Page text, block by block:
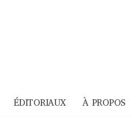
ÉDITORIAUX À PROPOS